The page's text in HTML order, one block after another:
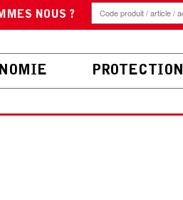
NOUS ?
PROTECTION